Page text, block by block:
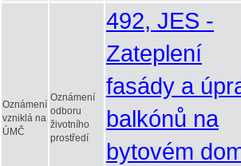
Oznámení
vzniklá na
ÚMČ
Oznámení
odboru
životního
prostředí
492, JES -
Zateplení
fasády a
balkónů na
bytovém